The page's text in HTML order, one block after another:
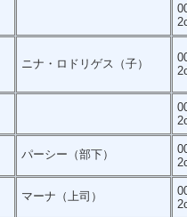
ニナ・ロドリゲス（子）
パーシー（部下）
マーナ（上司）